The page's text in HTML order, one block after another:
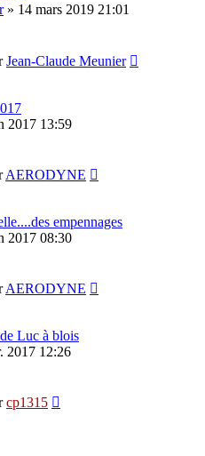
» 14 mars 2019 21:01
Jean-Claude Meunier
2017 13:59
AERODYNE
empennages
2017 08:30
AERODYNE
Luc à blois
2017 12:26
cp1315